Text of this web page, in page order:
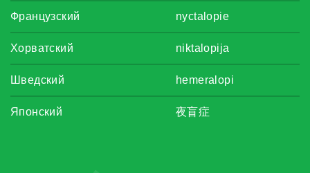
Французский nyctalopie
Хорватский niktalopija
Шведский hemeralopi
Японский 夜盲症